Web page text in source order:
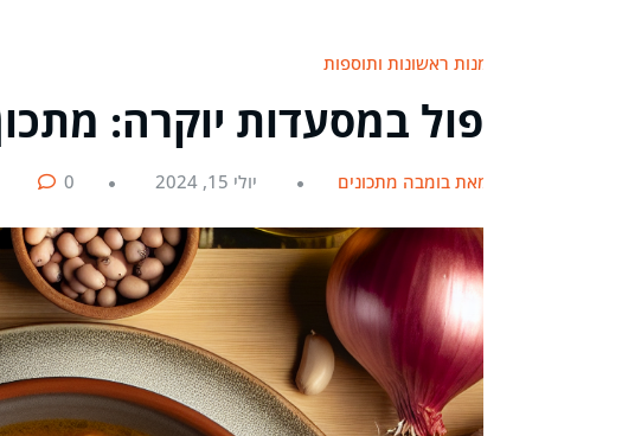
מנות ראשונות ותוספות
פול במסעדות יוקרה:
מאת בומבה מתכונים יולי 15, 2024 0